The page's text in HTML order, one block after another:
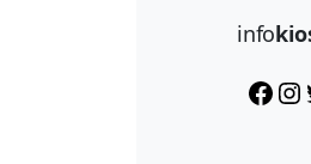
info
Facebook Instagram